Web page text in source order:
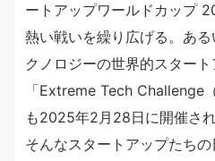
ートアップワールドカップ
熱い戦いを繰り広げる。あ
クノロジーの世界的スター
「Extreme Tech Challenge
も2025年2月28日に開催され
そんなスタートアップたち